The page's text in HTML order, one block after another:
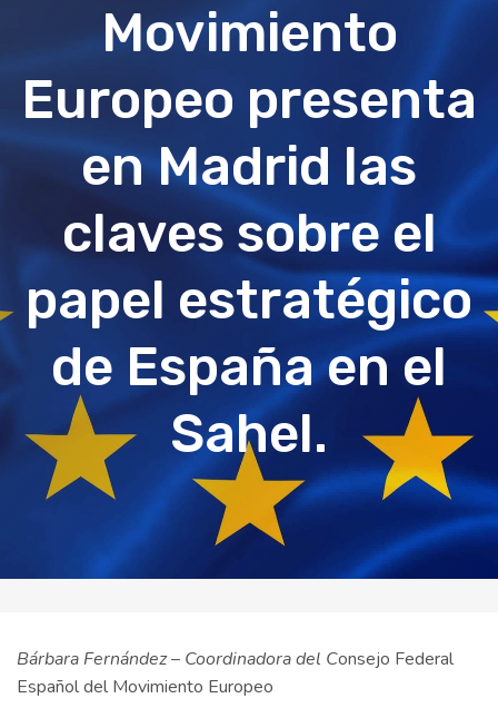
Movimiento
Europeo presenta
en Madrid las
claves sobre el
papel estratégico
de España en el
Sahel.
Bárbara Fernández– Coordinadora del Consejo Federal
Español del Movimiento Europeo